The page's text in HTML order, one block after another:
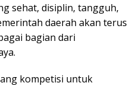
sehat, disiplin, tangguh,
daerah akan terus
bagian dari
kompetisi untuk